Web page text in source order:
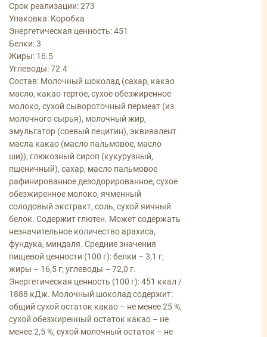
Срок реализации: 273
Упаковка: Коробка
Энергетическая ценность: 451
Белки: 3
Жиры: 16.5
Углеводы: 72.4
Состав: Молочный шоколад (сахар, какао
масло, какао тертое, сухое обезжиренное
молоко, сухой сывороточный пермеат (из
молочного сырья), молочный жир,
эмульгатор (соевый лецитин), эквивалент
масла какао (масло пальмовое, масло
ши)); глюкозный сироп (кукурузный,
пшеничный), сахар, масло пальмовое
рафинированное дезодорированное, сухое
обезжиренное молоко, ячменный
солодовый экстракт, соль, сухой яичный
белок. Содержит глютен. Может содержать
незначительное количество арахиса,
фундука, миндаля. Средние значения
пищевой ценности (100 г): белки – 3,1 г;
жиры – 16,5 г; углеводы – 72,0 г.
Энергетическая ценность (100 г): 451 ккал /
1888 кДж. Молочный шоколад содержит:
общий сухой остаток какао – не менее 25 %;
сухой обезжиренный остаток какао – не
менее 2,5 %; сухой молочный остаток – не